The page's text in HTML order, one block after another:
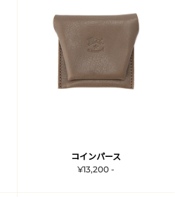
コインパース
¥13,200 -